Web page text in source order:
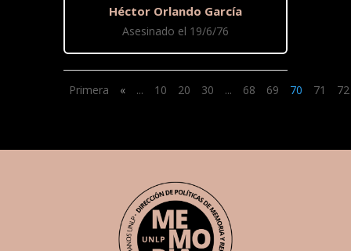
Héctor Orlando García
Asesinado el 19/6/76
Primera « ... 10 20 30 ... 68 69 70 71 72